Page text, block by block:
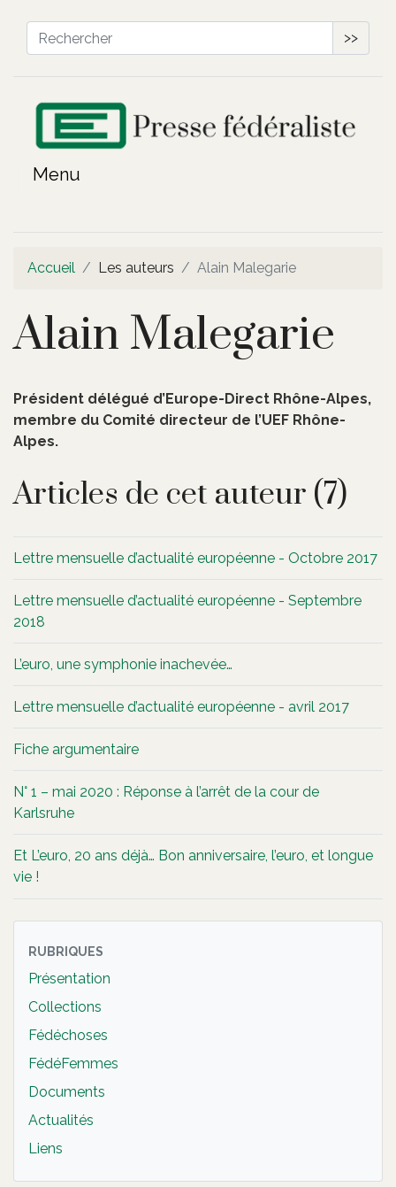
>>
Accueil Les auteurs Alain Malegarie
Alain Malegarie
Président délégué d’Europe-Direct Rhône-Alpes,
membre du Comité directeur de l’UEF Rhône-
Alpes.
Articles de cet auteur (7)
Lettre mensuelle d’actualité européenne - Octobre 2017
Lettre mensuelle d’actualité européenne - Septembre
2018
L’euro, une symphonie inachevée…
Lettre mensuelle d’actualité européenne - avril 2017
Fiche argumentaire
N° 1 – mai 2020 : Réponse à l’arrêt de la cour de
Karlsruhe
Et L’euro, 20 ans déjà… Bon anniversaire, l’euro, et longue
vie !
RUBRIQUES
Présentation
Collections
Fédéchoses
FédéFemmes
Documents
Actualités
Liens